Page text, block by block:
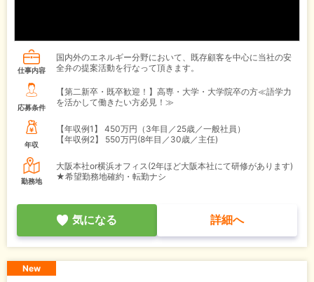
仕事内容
国内外のエネルギー分野において、既存顧客を中心に当社の安
全弁の提案活動を行なって頂きます。
応募条件
【第二新卒・既卒歓迎！】高専・大学・大学院卒の方≪語学力
を活かして働きたい方必見！≫
年収
【年収例1】
450万円（3年目／25歳／一般社員）
【年収例2】
550万円(8年目／30歳／主任)
勤務地
大阪本社or横浜オフィス(2年ほど大阪本社にて研修があります)
★希望勤務地確約・転勤ナシ
気になる 詳細へ
New